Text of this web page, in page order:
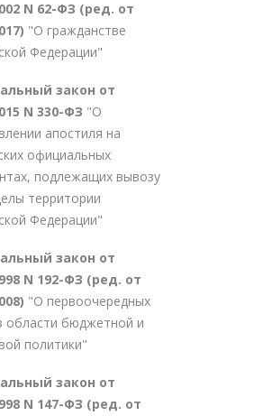
N 62-ФЗ (ред. от
"О гражданстве
Федерации"
закон от
N 330-ФЗ "О
апостиля на
официальных
подлежащих вывозу
территории
Федерации"
закон от
N 192-ФЗ (ред. от
"О первоочередных
области бюджетной и
политики"
закон от
N 147-ФЗ (ред. от